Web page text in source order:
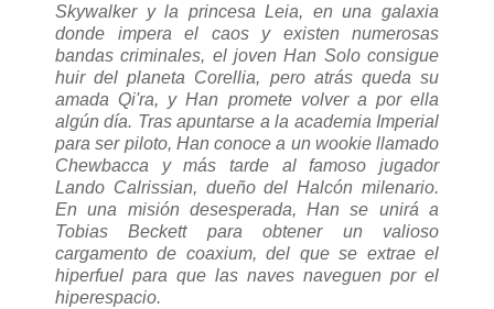
Skywalker y la princesa Leia, en una galaxia
donde impera el caos y existen numerosas
bandas criminales, el joven Han Solo consigue
huir del planeta Corellia, pero atrás queda su
amada Qi'ra, y Han promete volver a por ella
algún día. Tras apuntarse a la academia Imperial
para ser piloto, Han conoce a un wookie llamado
Chewbacca y más tarde al famoso jugador
Lando Calrissian, dueño del Halcón milenario.
En una misión desesperada, Han se unirá a
Tobias Beckett para obtener un valioso
cargamento de coaxium, del que se extrae el
hiperfuel para que las naves naveguen por el
hiperespacio.